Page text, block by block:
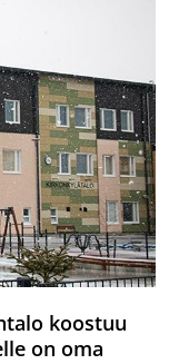
koostuu
on oma